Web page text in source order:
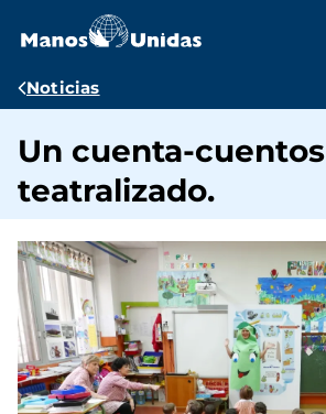
contenido
Ruta
navegación
Noticias
Un cuenta-cuentos
teatralizado.